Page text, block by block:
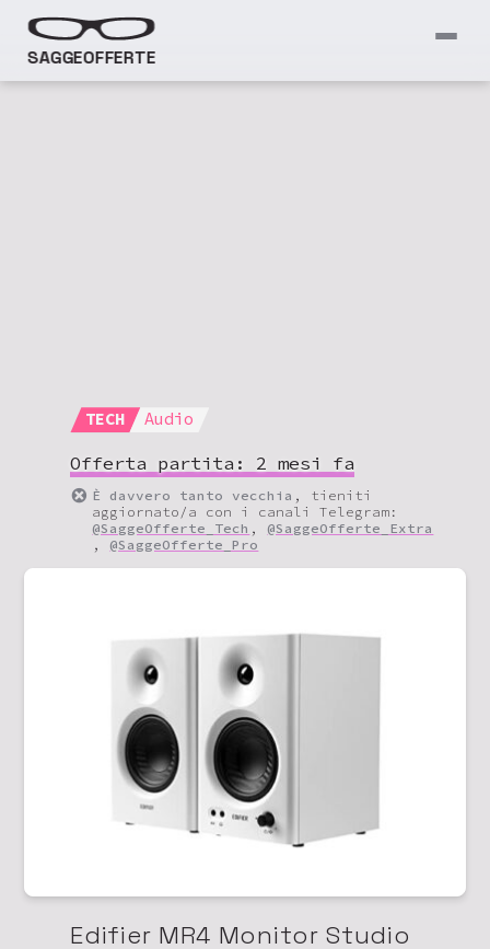
SAGGEOFFERTE
TECH Audio
Offerta partita: 2 mesi fa
È davvero tanto vecchia , tieniti
aggiornato/a con i canali Telegram:
@SaggeOfferte_Tech , @SaggeOfferte_Extra
, @SaggeOfferte_Pro
Edifier MR4 Monitor Studio